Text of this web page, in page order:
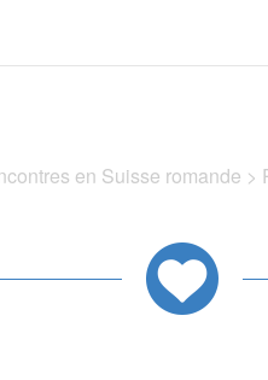
en Suisse romande >